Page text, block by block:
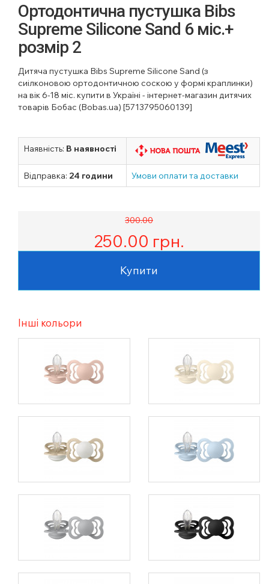
Ортодонтична пустушка Bibs
Supreme Silicone Sand 6 міс.+
розмір 2
Дитяча пустушка Bibs Supreme Silicone Sand (з
сиілконовою ортодонтичною соскою у формі краплинки)
на вік 6-18 міс. купити в Україні - інтернет-магазин дитячих
товарів Бобас (Bobas.ua) [5713795060139]
Наявність: В наявності
Відправка: 24 години Умови оплати та доставки
300.00
250.00 грн.
Купити
Інші кольори